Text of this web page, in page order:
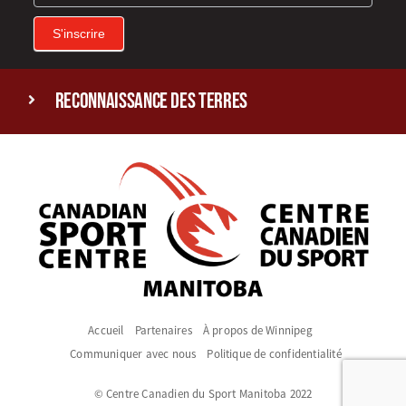
S'inscrire
reconnaissance des terres
Accueil Partenaires
À propos de Winnipeg
Communiquer avec nous
Politique de confidentialité
© Centre Canadien du Sport Manitoba 2022